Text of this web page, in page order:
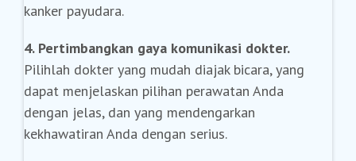
kanker payudara.
4. Pertimbangkan gaya komunikasi dokter.
Pilihlah dokter yang mudah diajak bicara, yang
dapat menjelaskan pilihan perawatan Anda
dengan jelas, dan yang mendengarkan
kekhawatiran Anda dengan serius.